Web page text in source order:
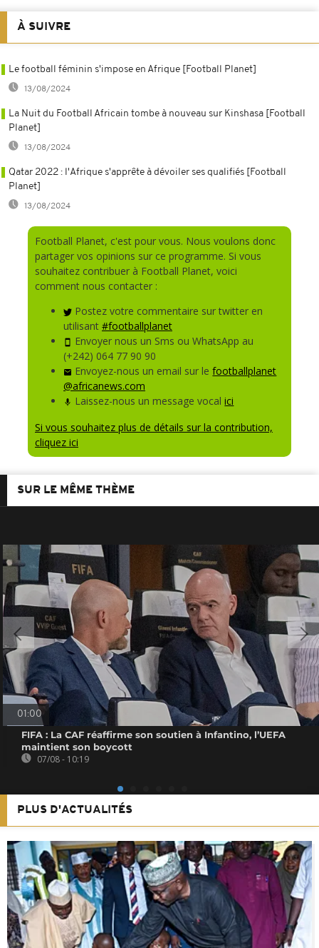
À SUIVRE
Le football féminin s'impose en Afrique [Football Planet]
13/08/2024
La Nuit du Football Africain tombe à nouveau sur Kinshasa [Football
Planet]
13/08/2024
Qatar 2022 : l'Afrique s'apprête à dévoiler ses qualifiés [Football
Planet]
13/08/2024
Football Planet, c'est pour vous. Nous voulons donc
partager vos opinions sur ce programme. Si vous
souhaitez contribuer à Football Planet, voici
comment nous contacter :
Postez votre commentaire sur twitter en
utilisant #footballplanet
Envoyer nous un Sms ou WhatsApp au
(+242) 064 77 90 90
Envoyez-nous un email sur lefootballplanet
@africanews.com
Laissez-nous un message vocalici
Si vous souhaitez plus de détails sur la contribution,
cliquez ici
SUR LE MÊME THÈME
01:00
FIFA : La CAF réaffirme son soutien à Infantino, l’UEFA
maintient son boycott
07/08 - 10:19
PLUS D'ACTUALITÉS